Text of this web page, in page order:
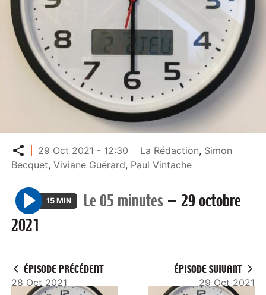
Partager
29 Oct 2021 - 12:30 La Rédaction, Simon
Becquet,Viviane Guérard, Paul Vintache
P
l
15 MIN Le 05 minutes — 29 octobre
2021
ÉPISODE PRÉCÉDENT
28 Oct 2021
ÉPISODE SUIVANT
29 Oct 2021